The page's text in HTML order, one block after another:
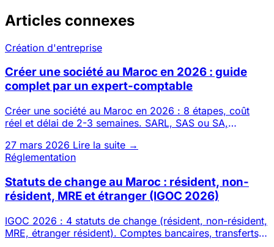
Articles connexes
Création d'entreprise
Créer une société au Maroc en 2026 : guide
complet par un expert-comptable
Créer une société au Maroc en 2026 : 8 étapes, coût
réel et délai de 2-3 semaines. SARL, SAS ou SA,
27 mars 2026 Lire la suite →
Réglementation
Statuts de change au Maroc : résident, non-
résident, MRE et étranger (IGOC 2026)
IGOC 2026 : 4 statuts de change (résident, non-résident,
MRE, étranger résident). Comptes bancaires, transferts,